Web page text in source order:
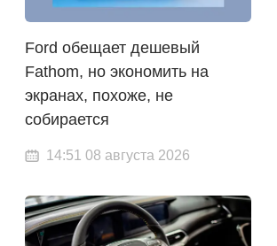
Ford обещает дешевый
Fathom, но экономить на
экранах, похоже, не
собирается
14:51 08 августа 2026